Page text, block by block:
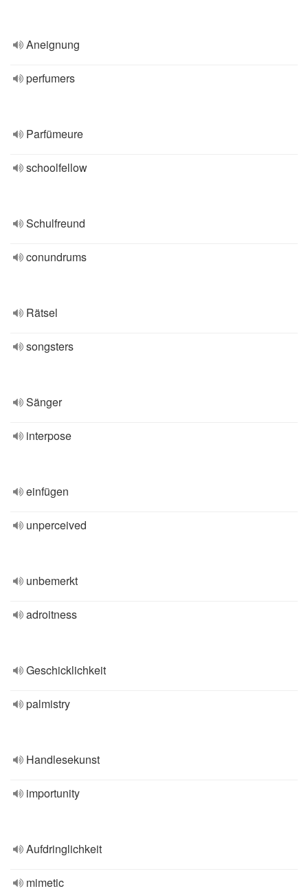
Aneignung
perfumers
Parfümeure
schoolfellow
Schulfreund
conundrums
Rätsel
songsters
Sänger
interpose
einfügen
unperceived
unbemerkt
adroitness
Geschicklichkeit
palmistry
Handlesekunst
importunity
Aufdringlichkeit
mimetic